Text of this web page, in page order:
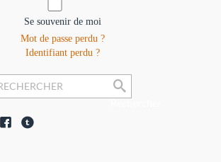
Se souvenir de moi
Mot de passe perdu ?
Identifiant perdu ?